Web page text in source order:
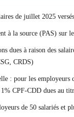
de juillet 2025
à la source (PAS) sur
dues à raison des
CRDS)
: pour les employeurs
CPF-CDD dues au
de 50 salariés et